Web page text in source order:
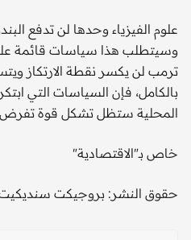
علوم الفيزياء وحدها لن تدفع
وسيتطلب هذا سياسات قائمة
ترمب لن يكسر نقطة الارتكاز
بالكامل، فإن السياسات التي
المحلية ستظل تشكل قوة تفرض
خاص بـ"الاقتصادية"
حقوق النشر: بروجيكت سنديكيت،